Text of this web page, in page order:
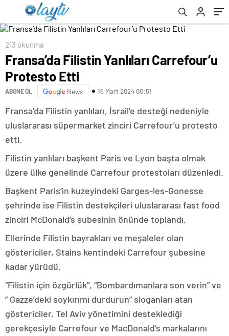
213 okunma
Fransa’da Filistin Yanlıları Carrefour’u
Protesto Etti
ABONE OL News 16 Mart 2024 00:51
Fransa’da Filistin yanlıları, İsrail’e desteği nedeniyle
uluslararası süpermarket zinciri Carrefour’u protesto
etti.
Filistin yanlıları başkent Paris ve Lyon başta olmak
üzere ülke genelinde Carrefour protestoları düzenledi.
Başkent Paris’in kuzeyindeki Garges-les-Gonesse
şehrinde ise Filistin destekçileri uluslararası fast food
zinciri McDonald’s şubesinin önünde toplandı.
Ellerinde Filistin bayrakları ve meşaleler olan
göstericiler, Stains kentindeki Carrefour şubesine
kadar yürüdü.
“Filistin için özgürlük”, “Bombardımanlara son verin” ve
” Gazze’deki soykırımı durdurun” sloganları atan
göstericiler, Tel Aviv yönetimini desteklediği
gerekçesiyle Carrefour ve MacDonald’s markalarını